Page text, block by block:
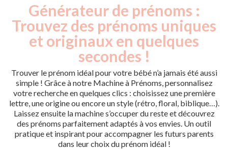
Générateur de prénoms :
Trouvez des prénoms uniques
et originaux en quelques
secondes !
Trouver le prénom idéal pour votre bébé n’a jamais été aussi
simple ! Grâce à notre Machine à Prénoms, personnalisez
votre recherche en quelques clics : choisissez une première
lettre, une origine ou encore un style (rétro, floral, biblique…).
Laissez ensuite la machine s’occuper du reste et découvrez
des prénoms parfaitement adaptés à vos envies. Un outil
pratique et inspirant pour accompagner les futurs parents
dans leur choix du prénom idéal !